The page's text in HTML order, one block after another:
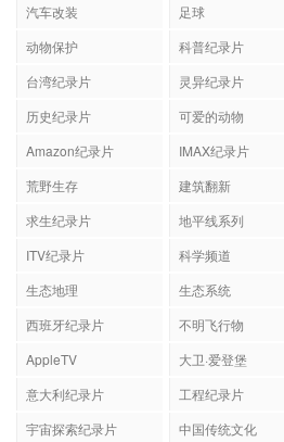
汽车改装
足球
动物保护
科普纪录片
台湾纪录片
灵异纪录片
历史纪录片
可爱的动物
Amazon纪录片
IMAX纪录片
荒野生存
建筑翻新
求生纪录片
地平线系列
ITV纪录片
科学频道
生态地理
生态系统
西班牙纪录片
不明飞行物
AppleTV
大卫·爱登堡
意大利纪录片
工程纪录片
宇宙探索纪录片
中国传统文化